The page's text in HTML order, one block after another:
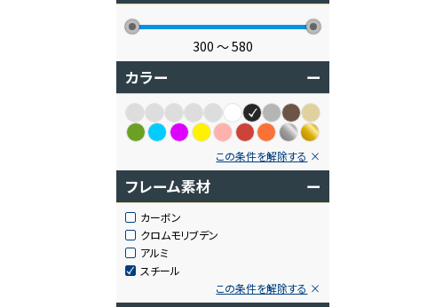
300 〜580
カラー ー
この条件を解除する
フレーム素材 ー
カーボン
クロムモリブデン
アルミ
スチール
この条件を解除する